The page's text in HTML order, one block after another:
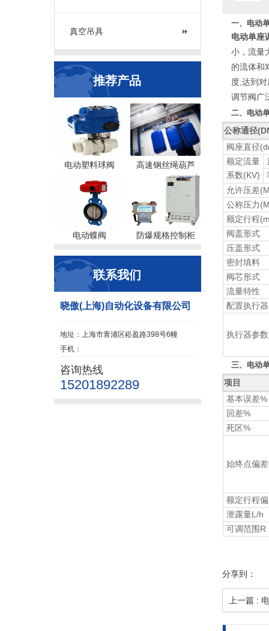
真空吊具
推荐产品
电动塑料球阀 高速钢丝绳葫芦
电动蝶阀 防爆规格控制柜
联系我们
晓傲(上海)自动化设备有限公司
地址：上海市青浦区崧盈路398号6幢
手机：
咨询热线
15201892289
一、电动
电动单座
小，流量
的流体和
度,达到
调节阀广
二、电动
公称通径
阀座直径
额定流量
系数(KV)
允许压差
公称压力
额定行程
阀盖形式
压盖形式
密封填料
阀芯形式
流量特性
配置执行
执行器参数
三、电动
项目
基本误差%
回差%
死区%
始终点偏
额定行程
泄露量L/h
可调范围R
分享到：
上一篇 :